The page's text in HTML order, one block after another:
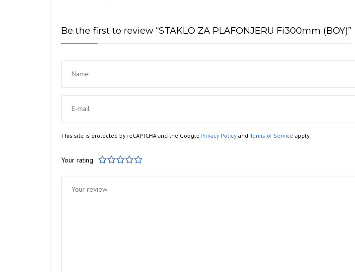
Be the first to review “STAKLO ZA PLAFONJERU Fi300mm (BOY)”
This site is protected by reCAPTCHA and the Google Privacy Policy and Terms of Service apply.
Your rating
1 2 3 4 5